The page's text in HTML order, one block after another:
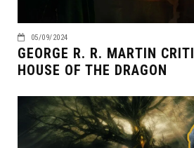
05/09/2024
GEORGE R. R. MARTIN
HOUSE OF THE DRAGON